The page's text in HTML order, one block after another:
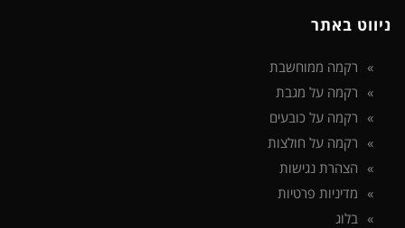
ניווט באתר
רקמה ממוחשבת
רקמה על מגבת
רקמה על כובעים
רקמה על חולצות
הצהרת נגישות
מדיניות פרטיות
בלוג